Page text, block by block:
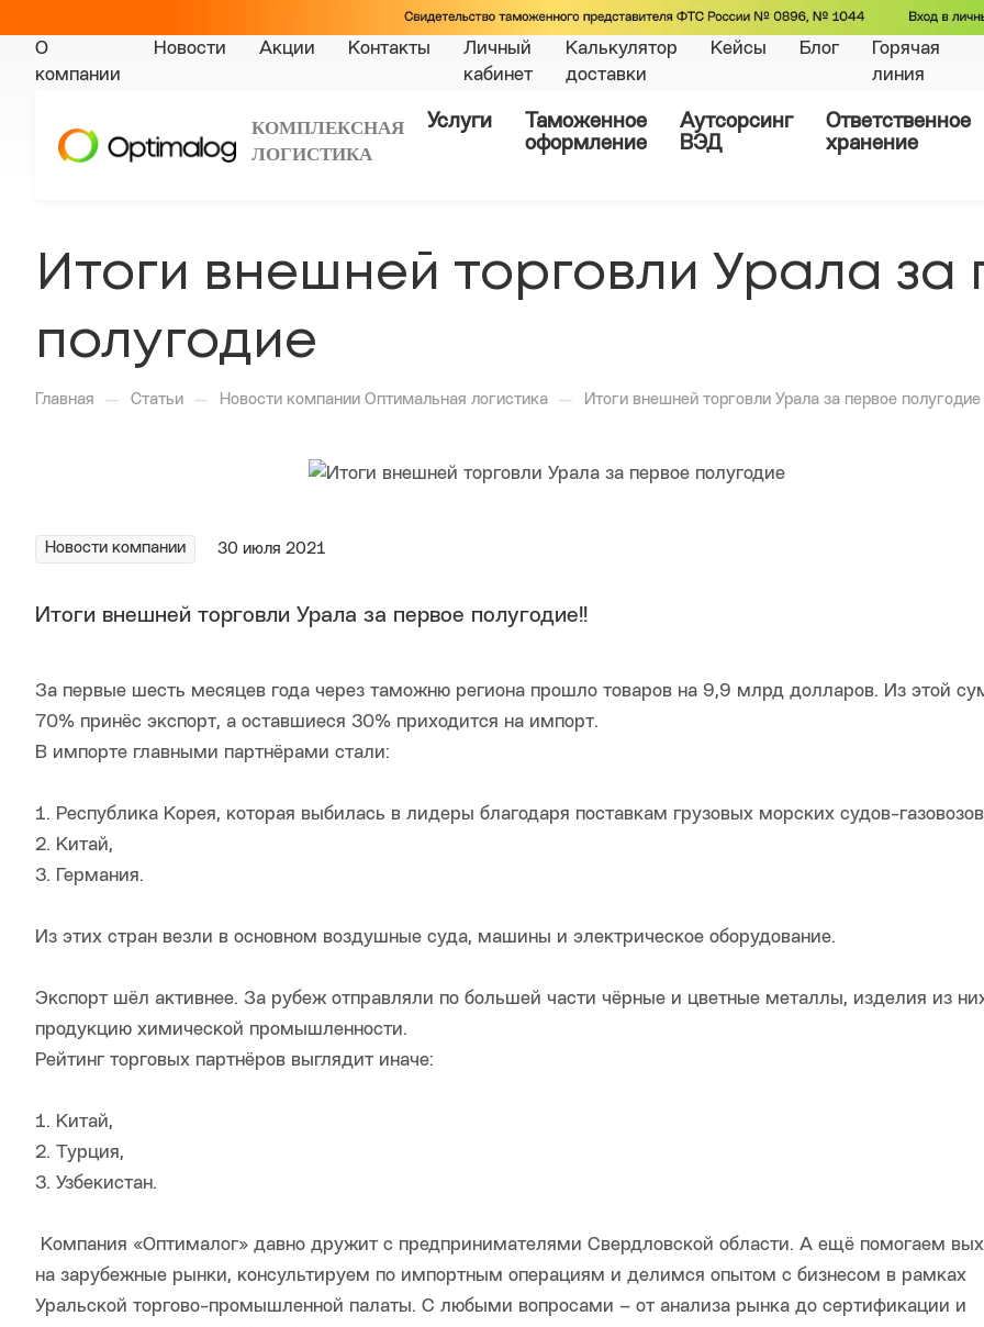
О
компании
Новости Акции Контакты
Личный
кабинет
Калькулятор
доставки
Кейсы Блог
Горячая
линия
КОМПЛЕКСНАЯ
ЛОГИСТИКА
Услуги
Таможенное
оформление
Аутсорсинг
ВЭД
Ответственное
хранение
Итоги внешней торговли Урала за
полугодие
Главная — Статьи — Новости компании Оптимальная логистика — Итоги внешней торговли Урала за первое полугодие
Новости компании 30 июля 2021
Итоги внешней торговли Урала за первое полугодие!!
За первые шесть месяцев года через таможню региона прошло товаров на 9,9 млрд долларов. Из этой
70% принёс экспорт, а оставшиеся 30% приходится на импорт.
В импорте главными партнёрами стали:
1. Республика Корея, которая выбилась в лидеры благодаря поставкам грузовых морских судов-
2. Китай,
3. Германия.
Из этих стран везли в основном воздушные суда, машины и электрическое оборудование.
Экспорт шёл активнее. За рубеж отправляли по большей части чёрные и цветные металлы, изделия из
продукцию химической промышленности.
Рейтинг торговых партнёров выглядит иначе:
1. Китай,
2. Турция,
3. Узбекистан.
Компания «Оптималог» давно дружит с предпринимателями Свердловской области. А ещё помогаем
на зарубежные рынки, консультируем по импортным операциям и делимся опытом с бизнесом в рамках
Уральской торгово-промышленной палаты. С любыми вопросами – от анализа рынка до сертификации и